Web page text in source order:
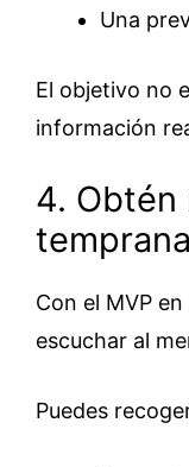
Una
El objetivo no
información
4. Obtén
temprana
Con el MVP
escuchar al
Puedes